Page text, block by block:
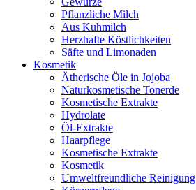
Pflanzliche Milch
Aus Kuhmilch
Herzhafte Köstlichkeiten
Säfte und Limonaden
Kosmetik
Ätherische Öle in Jojoba
Naturkosmetische Tonerde
Kosmetische Extrakte
Hydrolate
Öl-Extrakte
Haarpflege
Kosmetische Extrakte
Kosmetik
Umweltfreundliche Reinigung